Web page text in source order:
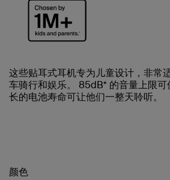
这些贴耳式耳机专为儿童设计，非常
车骑行和娱乐。 85dB* 的音量上限可
长的电池寿命可让他们一整天聆听。
颜色